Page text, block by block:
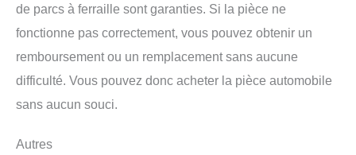
de parcs à ferraille sont garanties. Si la pièce ne
fonctionne pas correctement, vous pouvez obtenir un
remboursement ou un remplacement sans aucune
difficulté. Vous pouvez donc acheter la pièce automobile
sans aucun souci.
Autres